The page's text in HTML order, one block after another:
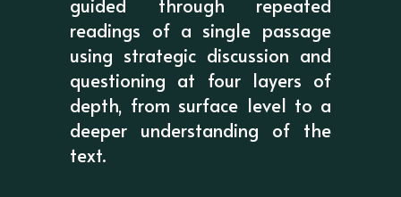
guided through repeated
readings of a single passage
using strategic discussion and
questioning at four layers of
depth, from surface level to a
deeper understanding of the
text.